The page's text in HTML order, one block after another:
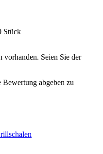
Stück
Seien Sie der
Bewertung abgeben zu